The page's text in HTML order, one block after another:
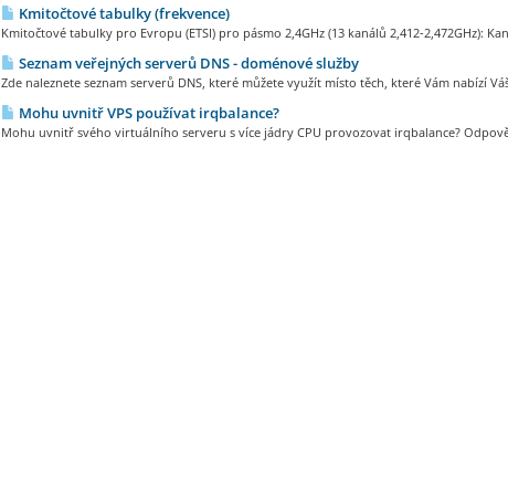
Kmitočtové tabulky (frekvence)
Kmitočtové tabulky pro Evropu (ETSI) pro pásmo 2,4GHz (13 kanálů 2,412-2,472GHz):
Seznam veřejných serverů DNS - doménové služby
Zde naleznete seznam serverů DNS, které můžete využít místo těch, které Vám nabízí
Mohu uvnitř VPS používat irqbalance?
Mohu uvnitř svého virtuálního serveru s více jádry CPU provozovat irqbalance?